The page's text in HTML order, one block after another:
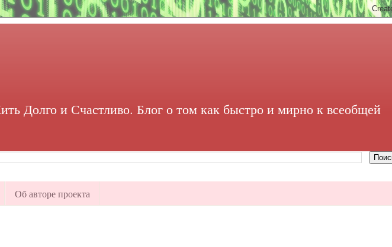
Долго и Счастливо. Блог о том как быстро и мирно к всеобщей
Об авторе проекта